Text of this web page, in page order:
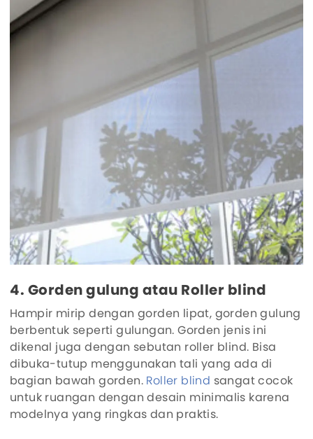
4. Gorden gulung atau Roller blind
Hampir mirip dengan gorden lipat, gorden gulung
berbentuk seperti gulungan. Gorden jenis ini
dikenal juga dengan sebutan roller blind. Bisa
dibuka-tutup menggunakan tali yang ada di
bagian bawah gorden. Roller blind sangat cocok
untuk ruangan dengan desain minimalis karena
modelnya yang ringkas dan praktis.